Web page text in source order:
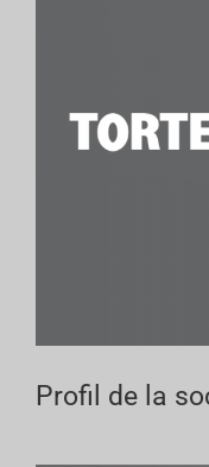
Profil de la